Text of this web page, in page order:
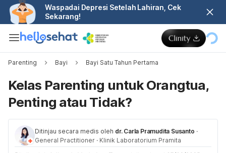
Waspadai Depresi Setelah Lahiran, Cek
Sekarang!
Parenting Bayi Bayi Satu Tahun Pertama
Kelas Parenting untuk Orangtua,
Penting atau Tidak?
Ditinjau secara medis oleh dr. Carla Pramudita Susanto ·
General Practitioner · Klinik Laboratorium Pramita